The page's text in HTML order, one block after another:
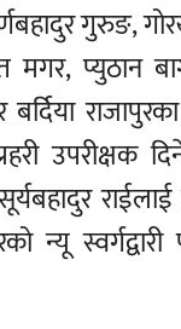
गुरुङ,
मगर, प्युठान
उपरीक्षक
राईलाई
न्यू